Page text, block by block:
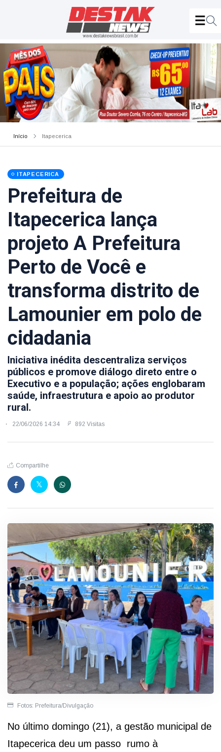
Início Itapecerica
ITAPECERICA
Prefeitura de
Itapecerica lança
projeto A Prefeitura
Perto de Você e
transforma distrito de
Lamounier em polo de
cidadania
Iniciativa inédita descentraliza serviços
públicos e promove diálogo direto entre o
Executivo e a população; ações englobaram
saúde, infraestrutura e apoio ao produtor
rural.
22/06/2026 14:34 892 Visitas
Compartilhe
Fotos: Prefeitura/Divulgação
No último domingo (21), a gestão municipal de
Itapecerica deu um passo rumo à